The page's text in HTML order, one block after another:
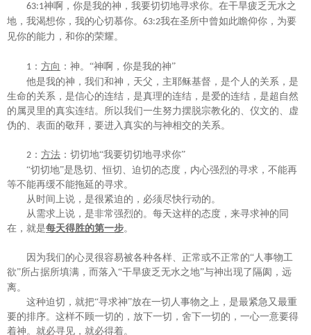
63:1神啊 ，你是我的神，我要切切地寻求你。在干旱疲乏无水之
地，我渴想你，我的心切慕你。 63:2我在圣所中曾如此瞻仰你，为要
见你的能力，和你的荣耀。
1 ： 方向 ：神。 “神啊 ，你是我的神”
他是我的神，我们和神，天父，主耶稣基督，是个人的关系，是
生命的关系，是信心的连结，是真理的连结，是爱的连结，是超自然
的属灵里的真实连结。所以我们一生努力摆脱宗教化的、仪文的、虚
伪的、表面的敬拜，要进入真实的与神相交的关系。
2 ： 方法 ：切切地“我要切切地寻求你”
“切切地”是恳切、恒切、迫切的态度，内心强烈的寻求，不能再
等不能再缓不能拖延的寻求。
从时间上说，是很紧迫的，必须尽快行动的。
从需求上说，是非常强烈的。每天这样的态度，来寻求神的同
在，就是每天得胜的第一步。
因为我们的心灵很容易被各种各样、正常或不正常的“人事物工
欲”所占据所填满，而落入“干旱疲乏无水之地”与神出现了隔阂，远
离。
这种迫切，就把“寻求神”放在一切人事物之上，是最紧急又最重
要的排序。这样不顾一切的，放下一切，舍下一切的，一心一意要得
着神。就必寻见，就必得着。